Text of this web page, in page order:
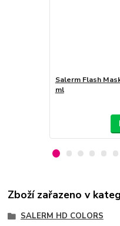
Salerm Flash
ml
Zboží zařazeno v
SALERM HD COLORS